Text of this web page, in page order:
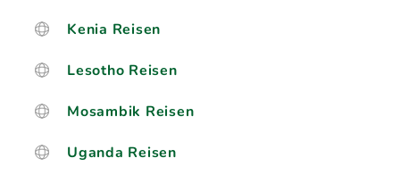
Kenia Reisen
Lesotho Reisen
Mosambik Reisen
Uganda Reisen